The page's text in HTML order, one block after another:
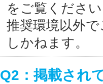
をご覧くださ
推奨環境以外
しかねます。
Q2：掲載され